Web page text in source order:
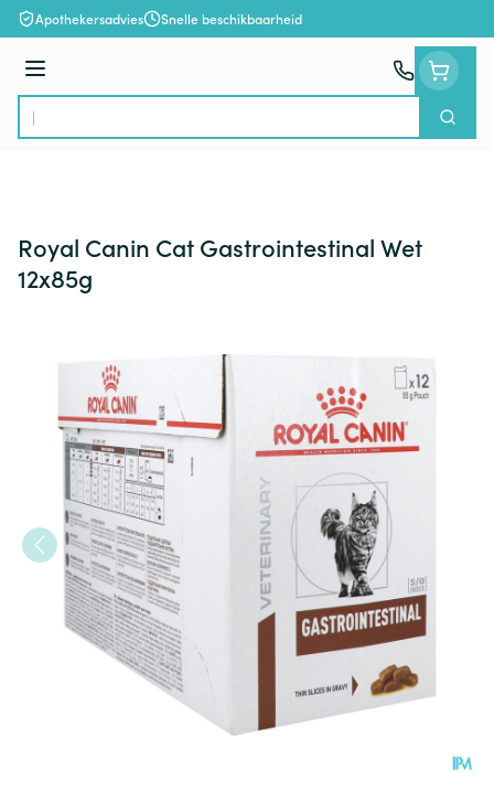
Ga naar de inhoud
Apothekersadvies Snelle beschikbaarheid
Menu
Product, merk, categorie...
Zoek
Royal Canin Cat Gastrointestinal Wet
12x85g